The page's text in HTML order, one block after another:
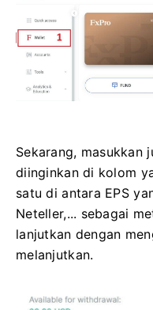
Sekarang, masukkan
diinginkan di kolom
satu di antara EPS
Neteller,... sebagai
lanjutkan dengan
melanjutkan.